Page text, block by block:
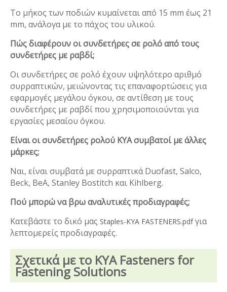
Το μήκος των ποδιών κυμαίνεται από 15 mm έως 21
mm, ανάλογα με το πάχος του υλικού.
Πώς διαφέρουν οι συνδετήρες σε ρολό από τους
συνδετήρες με ραβδί;
Οι συνδετήρες σε ρολό έχουν υψηλότερο αριθμό
συρραπτικών, μειώνοντας τις επαναφορτώσεις για
εφαρμογές μεγάλου όγκου, σε αντίθεση με τους
συνδετήρες με ραβδί που χρησιμοποιούνται για
εργασίες μεσαίου όγκου.
Είναι οι συνδετήρες ρολού KYA συμβατοί με άλλες
μάρκες;
Ναι, είναι συμβατά με συρραπτικά Duofast, Salco,
Beck, BeA, Stanley Bostitch και Kihlberg.
Πού μπορώ να βρω αναλυτικές προδιαγραφές;
Κατεβάστε το δικό μας Staples-KYA FASTENERS.pdfγια
λεπτομερείς προδιαγραφές.
Σχετικά με το KYA Fasteners for
Fastening Solutions